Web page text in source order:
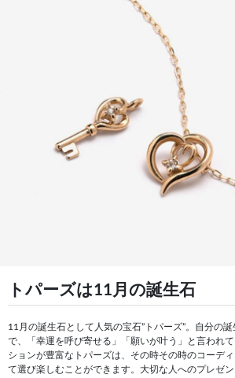
トパーズは11月の誕生石
11月の誕生石として人気の宝石”トパーズ”。自分の
で、「幸運を呼び寄せる」「願いが叶う」と言われ
ションが豊富なトパーズは、その時その時のコーデ
て選び楽しむことができます。大切な人へのプレゼ